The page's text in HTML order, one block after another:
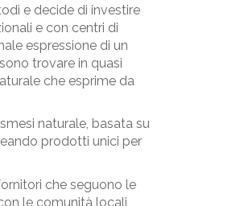
e decide di investire
e con centri di
espressione di un
trovare in quasi
che esprime da
naturale, basata su
prodotti unici per
che seguono le
le comunità locali,